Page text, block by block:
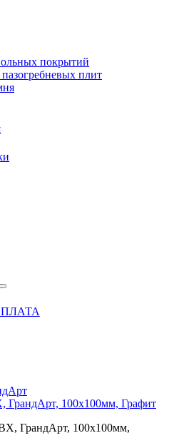
покрытий
плит
ГрандАрт, 100х100мм, Графит